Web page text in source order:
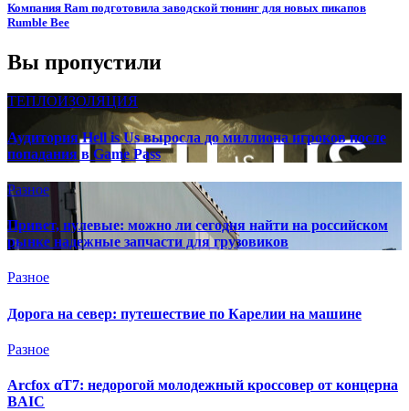
Компания Ram подготовила заводской тюнинг для новых пикапов
Rumble Bee
Вы пропустили
ТЕПЛОИЗОЛЯЦИЯ
Аудитория Hell is Us выросла до миллиона игроков после
попадания в Game Pass
Разное
Привет, нулевые: можно ли сегодня найти на российском
рынке надежные запчасти для грузовиков
Разное
Дорога на север: путешествие по Карелии на машине
Разное
Arcfox αT7: недорогой молодежный кроссовер от концерна
BAIC